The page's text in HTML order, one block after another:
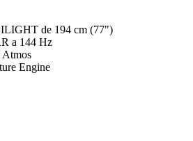
de 194 cm (77")
a 144 Hz
Engine